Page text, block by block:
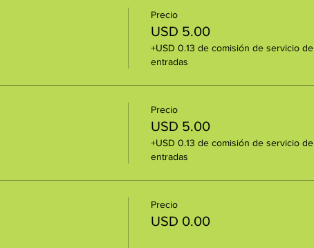
Precio
USD 5.00
+USD 0.13 de comisión de servicio de
entradas
Precio
USD 5.00
+USD 0.13 de comisión de servicio de
entradas
Precio
USD 0.00